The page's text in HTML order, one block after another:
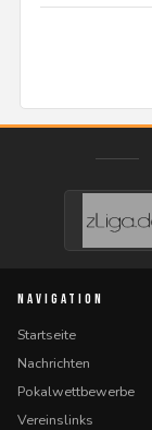
NAVIGATION
Startseite
Nachrichten
Pokalwettbewerbe
Vereinslinks